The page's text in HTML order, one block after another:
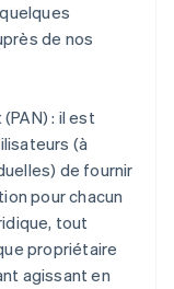
de nos
: il est
(à
de fournir
pour chacun
tout
propriétaire
agissant en